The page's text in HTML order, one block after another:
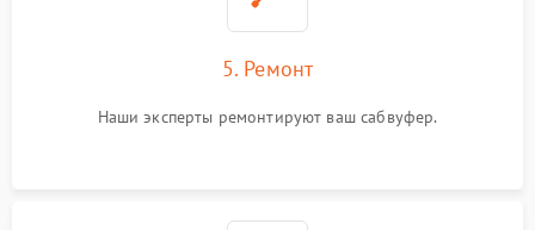
5. Ремонт
Наши эксперты ремонтируют ваш сабвуфер.